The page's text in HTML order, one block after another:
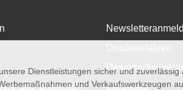
und Umtausch
Designer*in
Zertifikate
Dienstleistungen sicher und
und Verkaufswerkzeugen